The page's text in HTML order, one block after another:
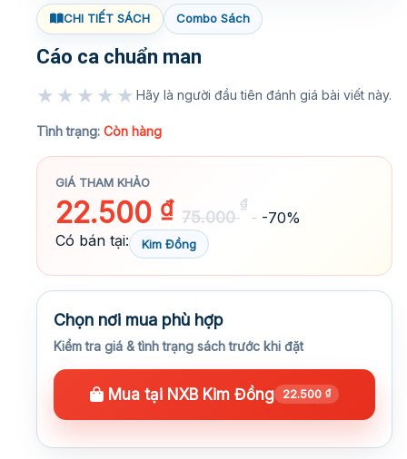
CHI TIẾT SÁCH Combo Sách
Cáo ca chuẩn man
★★★★★ Hãy là người đầu tiên đánh giá bài viết này.
Tình trạng: Còn hàng
GIÁ THAM KHẢO
22.500 ₫ 75.000
₫
-70%
Có bán tại:
Kim Đồng
Chọn nơi mua phù hợp
Kiểm tra giá & tình trạng sách trước khi đặt
Mua tại NXB Kim Đồng 22.500 ₫